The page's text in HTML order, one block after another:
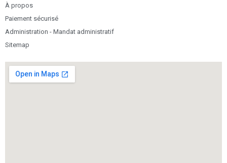
À propos
Paiement sécurisé
Administration - Mandat administratif
Sitemap